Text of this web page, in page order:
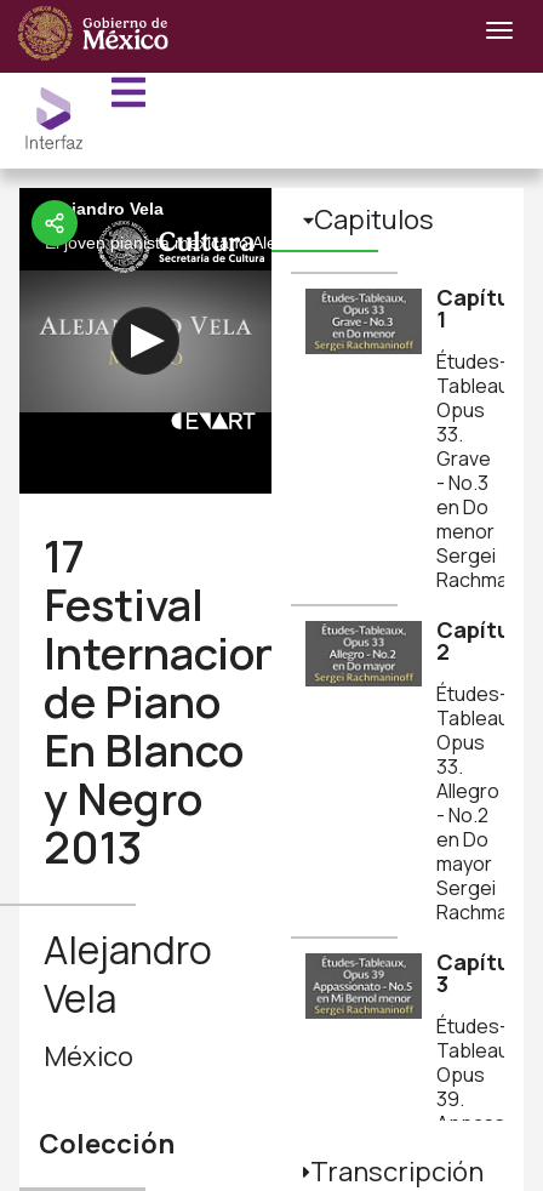
Alejandro Vela
El joven pianista mexicano Alejandro Vela, de enorme talento y
17
Festival
Internacional
de Piano
En Blanco
y Negro
2013
Alejandro
Vela
México
Colección
Capitulos
Capítulo
1
Études-
Tableaux,
Opus
33.
Grave
- No.3
en Do
menor
Sergei
Capítulo
2
Études-
Tableaux,
Opus
33.
Allegro
- No.2
en Do
mayor
Sergei
Capítulo
3
Études-
Tableaux,
Opus
39.
en Mi
Transcripción